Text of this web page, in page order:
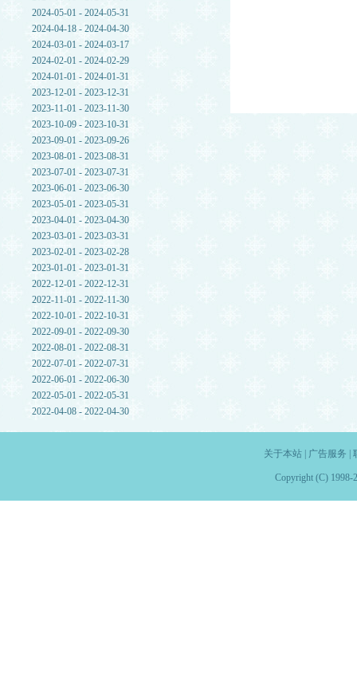
2024-05-01 - 2024-05-31
2024-04-18 - 2024-04-30
2024-03-01 - 2024-03-17
2024-02-01 - 2024-02-29
2024-01-01 - 2024-01-31
2023-12-01 - 2023-12-31
2023-11-01 - 2023-11-30
2023-10-09 - 2023-10-31
2023-09-01 - 2023-09-26
2023-08-01 - 2023-08-31
2023-07-01 - 2023-07-31
2023-06-01 - 2023-06-30
2023-05-01 - 2023-05-31
2023-04-01 - 2023-04-30
2023-03-01 - 2023-03-31
2023-02-01 - 2023-02-28
2023-01-01 - 2023-01-31
2022-12-01 - 2022-12-31
2022-11-01 - 2022-11-30
2022-10-01 - 2022-10-31
2022-09-01 - 2022-09-30
2022-08-01 - 2022-08-31
2022-07-01 - 2022-07-31
2022-06-01 - 2022-06-30
2022-05-01 - 2022-05-31
2022-04-08 - 2022-04-30
关于本站| 广告服务
Copyright (C) 1998-